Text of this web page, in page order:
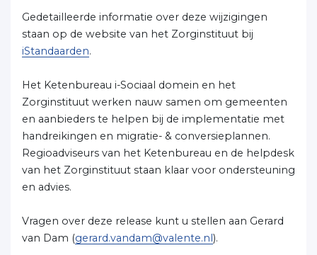
Gedetailleerde informatie over deze wijzigingen
staan op de website van het Zorginstituut bij
iStandaarden.
Het Ketenbureau i-Sociaal domein en het
Zorginstituut werken nauw samen om gemeenten
en aanbieders te helpen bij de implementatie met
handreikingen en migratie- & conversieplannen.
Regioadviseurs van het Ketenbureau en de helpdesk
van het Zorginstituut staan klaar voor ondersteuning
en advies.
Vragen over deze release kunt u stellen aan Gerard
van Dam (gerard.vandam@valente.nl).